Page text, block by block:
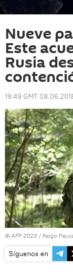
Nueve
Este
Rusia
19:49 GMT
© AFP 2023 / Raigo
Síguenos en